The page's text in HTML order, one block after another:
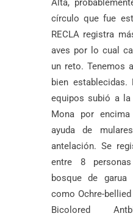
Alta,
círculo que fue
RECLA registra
aves por lo cual
un reto. Tenemos
bien
equipos subió a
Mona por
ayuda de
antelación. Se
entre 8
bosque de garua
como Ochre-
Bicolored